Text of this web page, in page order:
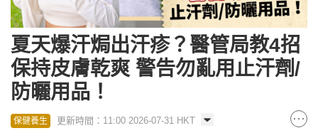
夏天爆汗焗出汗疹？醫管局教4招
保持皮膚乾爽 警告勿亂用止汗劑/
防曬用品！
保健養生 更新時間：11:00 2026-07-31 HKT